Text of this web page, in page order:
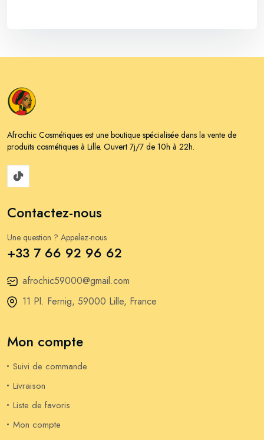
Afrochic Cosmétiques est une boutique spécialisée dans la vente de
produits cosmétiques à Lille. Ouvert 7j/7 de 10h à 22h.
Contactez-nous
Une question ? Appelez-nous
+33 7 66 92 96 62
afrochic59000@gmail.com
11 Pl. Fernig, 59000 Lille, France
Mon compte
Suivi de commande
Livraison
Liste de favoris
Mon compte